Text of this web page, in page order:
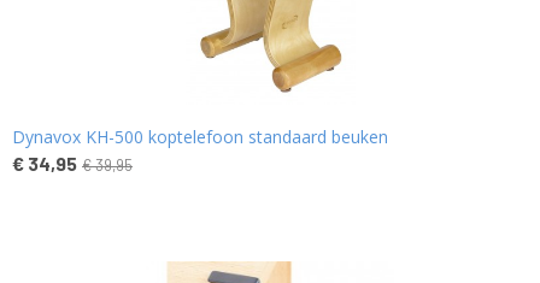
Dynavox KH-500 koptelefoon standaard beuken
€ 34,95 € 39,95